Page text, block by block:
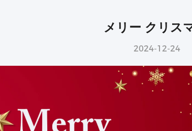
メリー クリス
2024-12-24